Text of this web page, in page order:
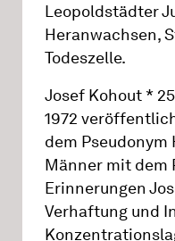
Leopoldstädter
Heranwachsen,
Todeszelle.
Josef Kohout *
1972
dem Pseudonym
Männer mit dem
Erinnerungen
Verhaftung und